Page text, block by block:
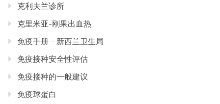
克利夫兰诊所
克里米亚-刚果出血热
免疫手册 – 新西兰卫生局
免疫接种安全性评估
免疫接种的一般建议
免疫球蛋白